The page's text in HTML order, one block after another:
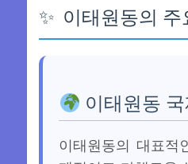
이태원동의
이태원동
이태원동의 대표적